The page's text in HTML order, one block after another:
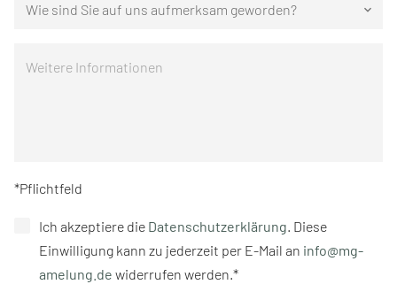
Wie sind Sie auf uns aufmerksam geworden? keyboard_arrow_down
*Pflichtfeld
Ich akzeptiere die Datenschutzerklärung . Diese
Einwilligung kann zu jederzeit per E-Mail an info@mg-
amelung.de widerrufen werden.*